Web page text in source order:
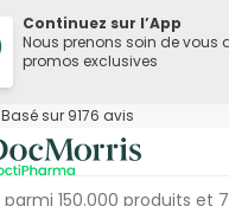
Continuez sur l’App
Nous prenons soin de vous
promos exclusives
Basé sur 9176 avis